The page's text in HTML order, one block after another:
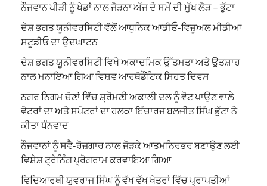
ਨੌਜਵਾਨ ਪੀੜੀ ਨੂੰ ਖੇਡਾਂ ਨਾਲ ਜੋੜਨਾ ਅੱਜ ਦੇ ਸਮੇਂ ਦੀ ਮੁੱਖ ਲੋੜ – ਭੁੱਟਾ
ਦੇਸ਼ ਭਗਤ ਯੂਨੀਵਰਸਿਟੀ ਵੱਲੋਂ ਆਧੁਨਿਕ ਆਡੀਓ-ਵਿਜ਼ੂਅਲ ਮੀਡੀਆ
ਸਟੂਡੀਓ ਦਾ ਉਦਘਾਟਨ
ਦੇਸ਼ ਭਗਤ ਯੂਨੀਵਰਸਿਟੀ ਵਿਖੇ ਅਕਾਦਮਿਕ ਉੱਤਮਤਾ ਅਤੇ ਉਤਸ਼ਾਹ
ਨਾਲ ਮਨਾਇਆ ਗਿਆ ਵਿਸ਼ਵ ਆਰਥੋਡੌਂਟਿਕ ਸਿਹਤ ਦਿਵਸ
ਨਗਰ ਨਿਗਮ ਚੋਣਾਂ ਵਿੱਚ ਸ਼੍ਰੋਮਣੀ ਅਕਾਲੀ ਦਲ ਨੂੰ ਵੋਟ ਪਾਉਣ ਵਾਲੇ
ਵੋਟਰਾਂ ਦਾ ਅਤੇ ਸਪੋਟਰਾਂ ਦਾ ਹਲਕਾ ਇੰਚਾਰਜ ਬਲਜੀਤ ਸਿੰਘ ਭੁੱਟਾ ਨੇ
ਕੀਤਾ ਧੰਨਵਾਦ
ਨੌਜਵਾਨਾਂ ਨੂੰ ਸਵੈ-ਰੋਜ਼ਗਾਰ ਨਾਲ ਜੋੜਕੇ ਆਤਮਨਿਰਭਰ ਬਣਾਉਣ ਲਈ
ਵਿਸ਼ੇਸ਼ ਟ੍ਰੇਨਿੰਗ ਪ੍ਰੋਗਰਾਮ ਕਰਵਾਇਆ ਗਿਆ
ਵਿਦਿਆਰਥੀ ਯੁਵਰਾਜ ਸਿੰਘ ਨੂੰ ਵੱਖ ਵੱਖ ਖੇਤਰਾਂ ਵਿੱਚ ਪ੍ਰਾਪਤੀਆਂ